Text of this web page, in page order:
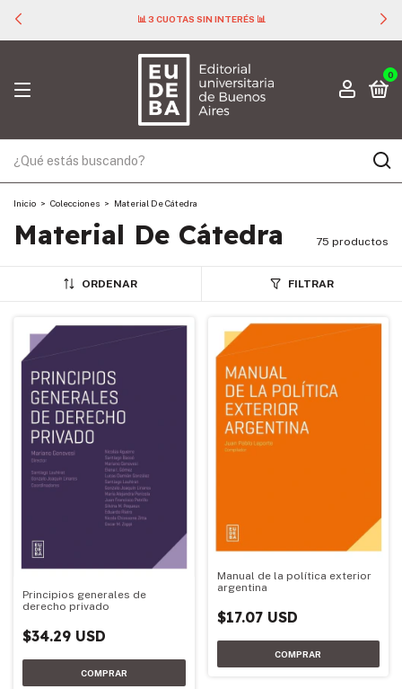
📊 3 CUOTAS SIN INTERÉS 📊
0
Inicio > Colecciones > Material De Cátedra
Material De Cátedra 75 productos
ORDENAR FILTRAR
Principios generales de
derecho privado
$34.29 USD
Manual de la política exterior
argentina
$17.07 USD